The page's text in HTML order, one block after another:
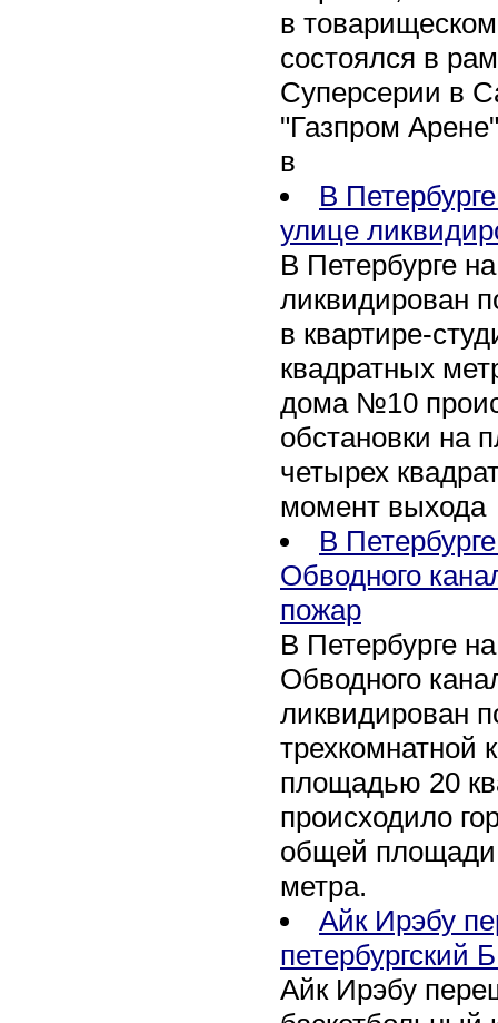
в
состоялся в
Суперсерии в
"Газпром
в
В
улице
В Петербурге
ликвидирован
в квартире-
квадратных
дома №10
обстановки на
четырех
момент выхода
В
Обводного
пожар
В Петербурге
Обводного
ликвидирован
трехкомнатной
площадью 20
происходило
общей площади
метра.
Айк Ирэбу
петербургский
Айк Ирэбу